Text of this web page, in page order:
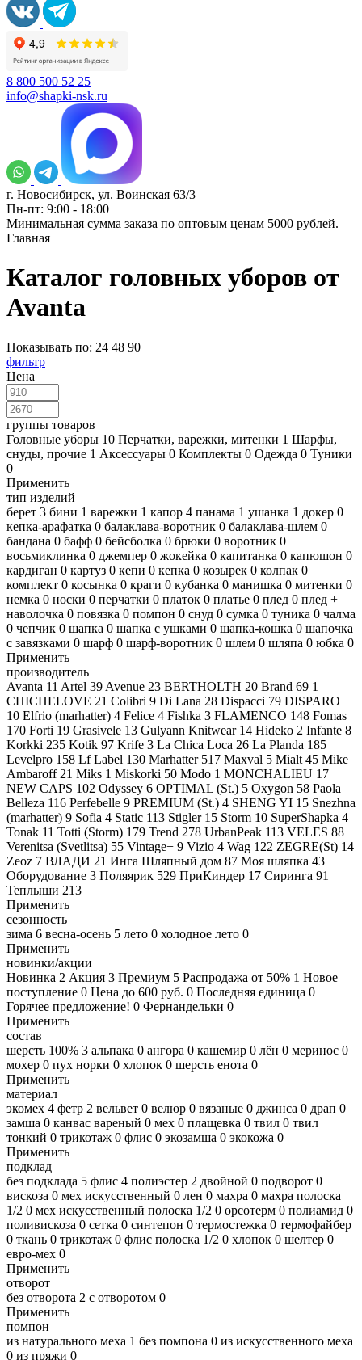
8 800 500 52 25
info@shapki-nsk.ru
г. Новосибирск, ул. Воинская 63/3
Пн-пт: 9:00 - 18:00
Минимальная сумма заказа по оптовым ценам 5000 рублей.
Главная
Каталог головных уборов от
Avanta
Показывать по: 24 48 90
фильтр
Цена
группы товаров
Головные уборы 10 Перчатки, варежки, митенки 1 Шарфы,
снуды, прочие 1 Аксессуары 0 Комплекты 0 Одежда 0 Туники
0
Применить
тип изделий
берет 3 бини 1 варежки 1 капор 4 панама 1 ушанка 1 докер 0
кепка-арафатка 0 балаклава-воротник 0 балаклава-шлем 0
бандана 0 бафф 0 бейсболка 0 брюки 0 воротник 0
восьмиклинка 0 джемпер 0 жокейка 0 капитанка 0 капюшон 0
кардиган 0 картуз 0 кепи 0 кепка 0 козырек 0 колпак 0
комплект 0 косынка 0 краги 0 кубанка 0 манишка 0 митенки 0
немка 0 носки 0 перчатки 0 платок 0 платье 0 плед 0 плед +
наволочка 0 повязка 0 помпон 0 снуд 0 сумка 0 туника 0 чалма
0 чепчик 0 шапка 0 шапка с ушками 0 шапка-кошка 0 шапочка
с завязками 0 шарф 0 шарф-воротник 0 шлем 0 шляпа 0 юбка 0
Применить
производитель
Avanta 11 Artel 39 Avenue 23 BERTHOLTH 20 Brand 69 1
CHICHELOVE 21 Colibri 9 Di Lana 28 Dispacci 79 DISPARO
10 Elfrio (marhatter) 4 Felice 4 Fishka 3 FLAMENCO 148 Fomas
170 Forti 19 Grasivele 13 Gulyann Knitwear 14 Hideko 2 Infante 8
Korkki 235 Kotik 97 Krife 3 La Chica Loca 26 La Planda 185
Levelpro 158 Lf Label 130 Marhatter 517 Maxval 5 Mialt 45 Mike
Ambaroff 21 Miks 1 Miskorki 50 Modo 1 MONCHALIEU 17
NEW CAPS 102 Odyssey 6 OPTIMAL (St.) 5 Oxygon 58 Paola
Belleza 116 Perfebelle 9 PREMIUM (St.) 4 SHENG YI 15 Snezhna
(marhatter) 9 Sofia 4 Static 113 Stigler 15 Storm 10 SuperShapka 4
Tonak 11 Totti (Storm) 179 Trend 278 UrbanPeak 113 VELES 88
Verenitsa (Svetlitsa) 55 Vintage+ 9 Vizio 4 Wag 122 ZEGRE(St) 14
Zeoz 7 ВЛАДИ 21 Инга Шляпный дом 87 Моя шляпка 43
Оборудование 3 Поляярик 529 ПриКиндер 17 Сиринга 91
Теплыши 213
Применить
сезонность
зима 6 весна-осень 5 лето 0 холодное лето 0
Применить
новинки/акции
Новинка 2 Акция 3 Премиум 5 Распродажа от 50% 1 Новое
поступление 0 Цена до 600 руб. 0 Последняя единица 0
Горячее предложение! 0 Фернандельки 0
Применить
состав
шерсть 100% 3 альпака 0 ангора 0 кашемир 0 лён 0 меринос 0
мохер 0 пух норки 0 хлопок 0 шерсть енота 0
Применить
материал
экомех 4 фетр 2 вельвет 0 велюр 0 вязаные 0 джинса 0 драп 0
замша 0 канвас вареный 0 мех 0 плащевка 0 твил 0 твил
тонкий 0 трикотаж 0 флис 0 экозамша 0 экокожа 0
Применить
подклад
без подклада 5 флис 4 полиэстер 2 двойной 0 подворот 0
вискоза 0 мех искусственный 0 лен 0 махра 0 махра полоска
1/2 0 мех искусственный полоска 1/2 0 орсотерм 0 полиамид 0
поливискоза 0 сетка 0 синтепон 0 термостежка 0 термофайбер
0 ткань 0 трикотаж 0 флис полоска 1/2 0 хлопок 0 шелтер 0
евро-мех 0
Применить
отворот
без отворота 2 с отворотом 0
Применить
помпон
из натурального меха 1 без помпона 0 из искусственного меха
0 из пряжи 0